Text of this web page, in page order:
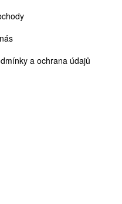
a ochrana údajů